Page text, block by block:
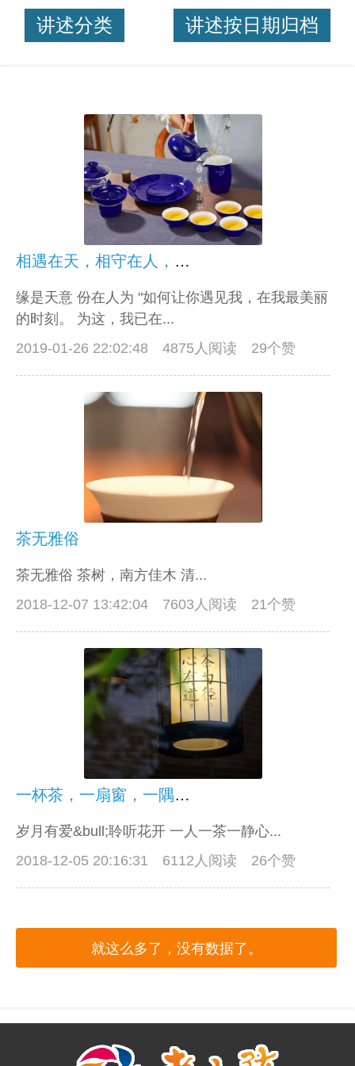
讲述分类 讲述按日期归档
相遇在天，相守在人，珍惜在心
缘是天意 份在人为 "如何让你遇见我，在我最美丽
的时刻。 为这，我已在...
2019-01-26 22:02:48
4875人阅读 29个赞
茶无雅俗
茶无雅俗 茶树，南方佳木 清...
2018-12-07 13:42:04
7603人阅读 21个赞
一杯茶，一扇窗，一隅清欢
岁月有爱&bull;聆听花开 一人一茶一静心...
2018-12-05 20:16:31
6112人阅读 26个赞
就这么多了，没有数据了。